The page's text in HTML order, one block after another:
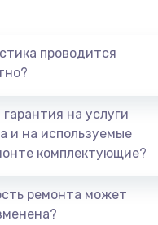
проводится
гарантия на услуги
и на используемые
комплектующие?
ремонта может